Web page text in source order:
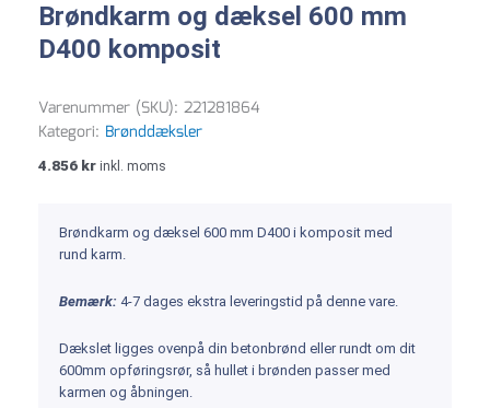
Brøndkarm og dæksel 600 mm
D400 komposit
Varenummer (SKU): 221281864
Kategori: Brønddæksler
4.856 kr inkl. moms
Brøndkarm og dæksel 600 mm D400 i komposit med
rund karm.
Bemærk: 4-7 dages ekstra leveringstid på denne vare.
Dækslet ligges ovenpå din betonbrønd eller rundt om dit
600mm opføringsrør, så hullet i brønden passer med
karmen og åbningen.